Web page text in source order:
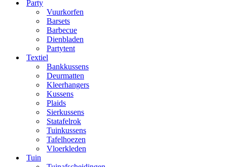
Party
Vuurkorfen
Barsets
Barbecue
Dienbladen
Partytent
Textiel
Bankkussens
Deurmatten
Kleerhangers
Kussens
Plaids
Sierkussens
Statafelrok
Tuinkussens
Tafelhoezen
Vloerkleden
Tuin